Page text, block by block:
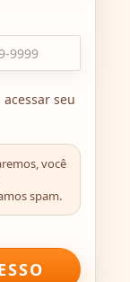
seu
você
spam.